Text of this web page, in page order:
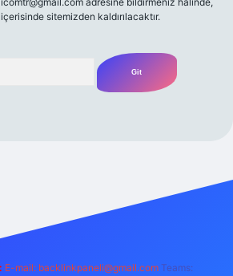
sitemizden kaldırılacaktır.
E-mail: backlinkpaneli@gmail.com Teams: